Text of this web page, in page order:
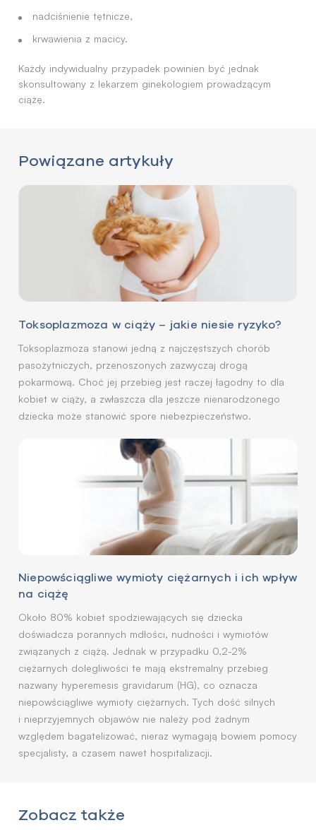
nadciśnienie tętnicze,
krwawienia z macicy.
Każdy indywidualny przypadek powinien być jednak
skonsultowany z lekarzem ginekologiem prowadzącym
ciążę.
Powiązane artykuły
Toksoplazmoza w ciąży – jakie niesie ryzyko?
Toksoplazmoza stanowi jedną z najczęstszych chorób
pasożytniczych, przenoszonych zazwyczaj drogą
pokarmową. Choć jej przebieg jest raczej łagodny to dla
kobiet w ciąży, a zwłaszcza dla jeszcze nienarodzonego
dziecka może stanowić spore niebezpieczeństwo.
Niepowściągliwe wymioty ciężarnych i ich wpływ
na ciążę
Około 80% kobiet spodziewających się dziecka
doświadcza porannych mdłości, nudności i wymiotów
związanych z ciążą. Jednak w przypadku 0,2-2%
ciężarnych dolegliwości te mają ekstremalny przebieg
nazwany hyperemesis gravidarum (HG), co oznacza
niepowściągliwe wymioty ciężarnych. Tych dość silnych
i nieprzyjemnych objawów nie należy pod żadnym
względem bagatelizować, nieraz wymagają bowiem pomocy
specjalisty, a czasem nawet hospitalizacji.
Zobacz także